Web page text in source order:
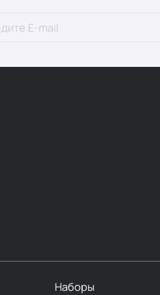
Наборы